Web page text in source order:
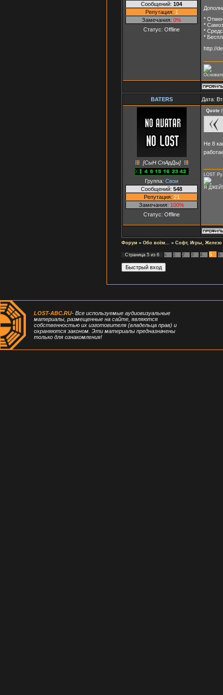
Сообщений: 104
Репутация: 1
Замечания: 0%
Статус: Offline
*
*
*
*
http://
BATERS Дата:
[СыН СпАрДы]
Группа: Свои
Сообщений: 548
Репутация: 21
Замечания: 100%
Статус: Offline
Quote (
Не 8
LOST
Я
Форум » Обо всём... » Софт, Игры, Железо
Страница 5 из 6 « 1 2 3 4 5 6
LOST-ABC.RU- Все используемые аудиовизуальные
материалы, размещенные на сайте, являются
собственностью их изготовителя (владельца прав) и
охраняются законом. Эти материалы предназначены
только для ознакомления!